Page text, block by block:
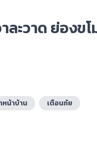
ละวาด ย่องข
น้าบ้าน เตือนภัย